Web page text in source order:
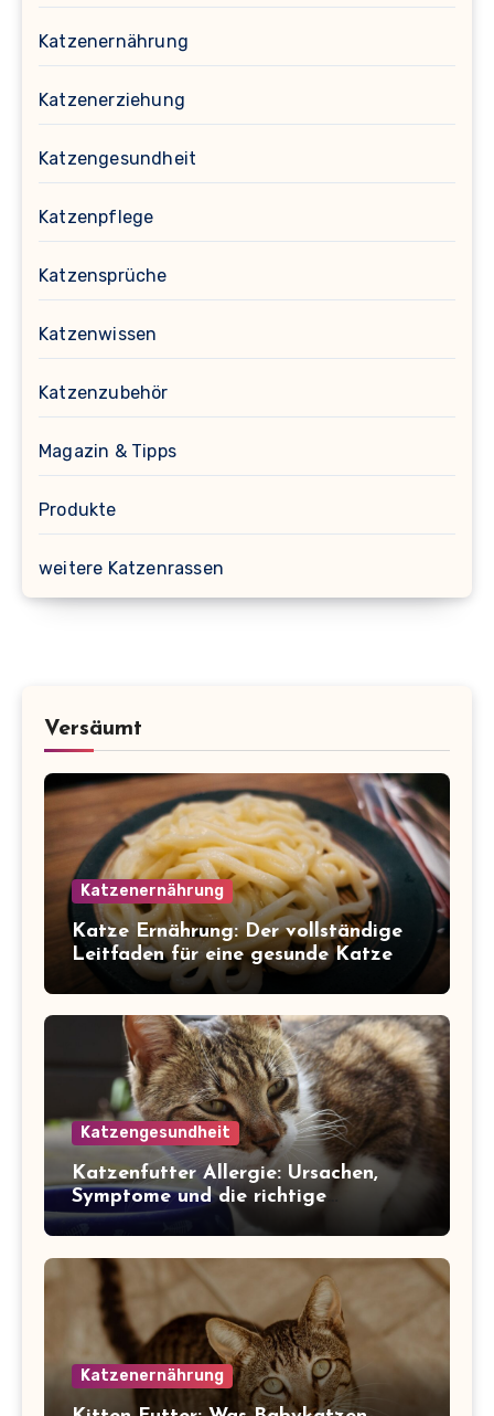
Katzenernährung
Katzenerziehung
Katzengesundheit
Katzenpflege
Katzensprüche
Katzenwissen
Katzenzubehör
Magazin & Tipps
Produkte
weitere Katzenrassen
Versäumt
Katzenernährung
Katze Ernährung: Der vollständige
Leitfaden für eine gesunde Katze
Katzengesundheit
Katzenfutter Allergie: Ursachen,
Symptome und die richtige
Ernährung
Katzenernährung